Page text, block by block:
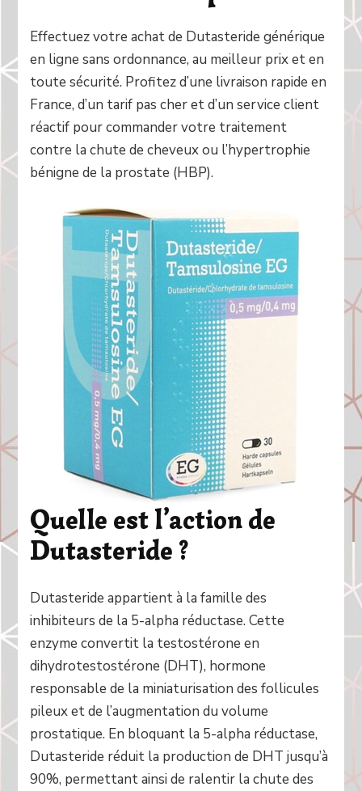
Effectuez votre achat de Dutasteride générique
en ligne sans ordonnance, au meilleur prix et en
toute sécurité. Profitez d’une livraison rapide en
France, d’un tarif pas cher et d’un service client
réactif pour commander votre traitement
contre la chute de cheveux ou l’hypertrophie
bénigne de la prostate (HBP).
Quelle est l’action de
Dutasteride ?
Dutasteride appartient à la famille des
inhibiteurs de la 5-alpha réductase. Cette
enzyme convertit la testostérone en
dihydrotestostérone (DHT), hormone
responsable de la miniaturisation des follicules
pileux et de l’augmentation du volume
prostatique. En bloquant la 5-alpha réductase,
Dutasteride réduit la production de DHT jusqu’à
90%, permettant ainsi de ralentir la chute des